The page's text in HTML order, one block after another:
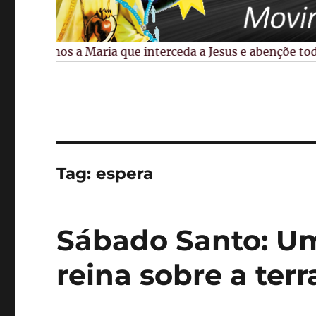
Pedimos a Maria que interceda a Jesus e abençõe
Tag:espera
Sábado Santo:
reina sobre a